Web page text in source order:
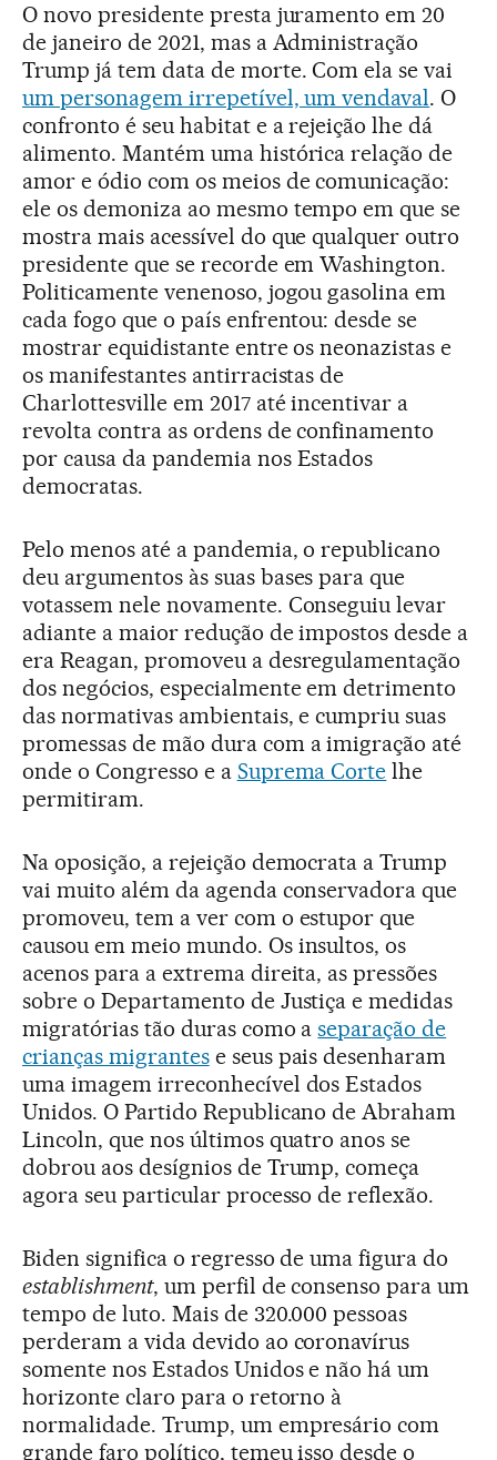
O novo presidente presta juramento em 20
de janeiro de 2021, mas a Administração
Trump já tem data de morte. Com ela se vai
um personagem irrepetível, um vendaval. O
confronto é seu habitat e a rejeição lhe dá
alimento. Mantém uma histórica relação de
amor e ódio com os meios de comunicação:
ele os demoniza ao mesmo tempo em que se
mostra mais acessível do que qualquer outro
presidente que se recorde em Washington.
Politicamente venenoso, jogou gasolina em
cada fogo que o país enfrentou: desde se
mostrar equidistante entre os neonazistas e
os manifestantes antirracistas de
Charlottesville em 2017 até incentivar a
revolta contra as ordens de confinamento
por causa da pandemia nos Estados
democratas.
Pelo menos até a pandemia, o republicano
deu argumentos às suas bases para que
votassem nele novamente. Conseguiu levar
adiante a maior redução de impostos desde a
era Reagan, promoveu a desregulamentação
dos negócios, especialmente em detrimento
das normativas ambientais, e cumpriu suas
promessas de mão dura com a imigração até
onde o Congresso e a Suprema Corte lhe
permitiram.
Na oposição, a rejeição democrata a Trump
vai muito além da agenda conservadora que
promoveu, tem a ver com o estupor que
causou em meio mundo. Os insultos, os
acenos para a extrema direita, as pressões
sobre o Departamento de Justiça e medidas
migratórias tão duras como aseparação de
crianças migrantese seus pais desenharam
uma imagem irreconhecível dos Estados
Unidos. O Partido Republicano de Abraham
Lincoln, que nos últimos quatro anos se
dobrou aos desígnios de Trump, começa
agora seu particular processo de reflexão.
Biden significa o regresso de uma figura do
establishment, um perfil de consenso para um
tempo de luto. Mais de 320.000 pessoas
perderam a vida devido ao coronavírus
somente nos Estados Unidos e não há um
horizonte claro para o retorno à
normalidade. Trump, um empresário com
grande faro político, temeu isso desde o